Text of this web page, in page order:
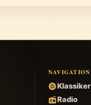
NAVIGATION
Klassiker
Radio